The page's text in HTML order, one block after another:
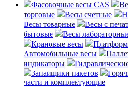
Фасовочные весы CAS
торговые
Весы счетные
Весы товарные
Весы с
бытовые
Весы
Крановые весы
Автомобильные весы
индикаторы
Запайщики пакетов
части и комплектующие